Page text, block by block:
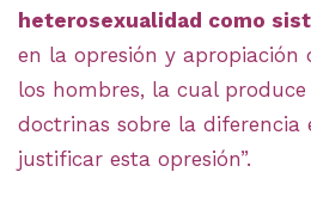
heterosexualidad como
en la opresión y apropiación
los hombres, la cual
doctrinas sobre la diferencia
justificar esta opresión”.